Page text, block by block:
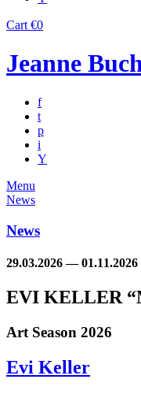
Cart €0
Jeanne
f
t
p
i
Y
Menu
News
News
29.03.2026 — 01.11.2026
EVI KELLER
Art Season 2026
Evi Keller